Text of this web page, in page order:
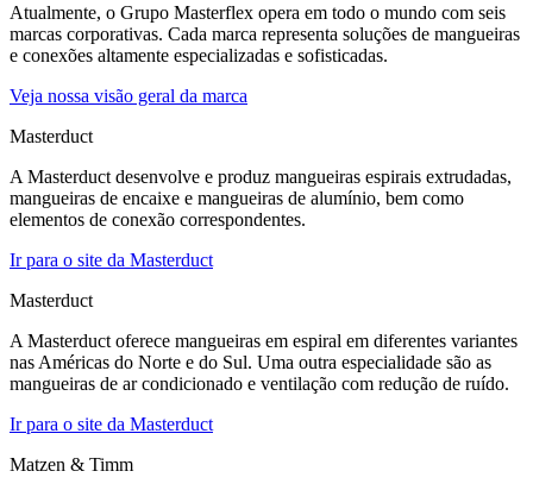
Atualmente, o Grupo Masterflex opera em todo o mundo com seis
marcas corporativas. Cada marca representa soluções de mangueiras
e conexões altamente especializadas e sofisticadas.
Veja nossa visão geral da marca
Masterduct
A Masterduct desenvolve e produz mangueiras espirais extrudadas,
mangueiras de encaixe e mangueiras de alumínio, bem como
elementos de conexão correspondentes.
Ir para o site da Masterduct
Masterduct
A Masterduct oferece mangueiras em espiral em diferentes variantes
nas Américas do Norte e do Sul. Uma outra especialidade são as
mangueiras de ar condicionado e ventilação com redução de ruído.
Ir para o site da Masterduct
Matzen & Timm